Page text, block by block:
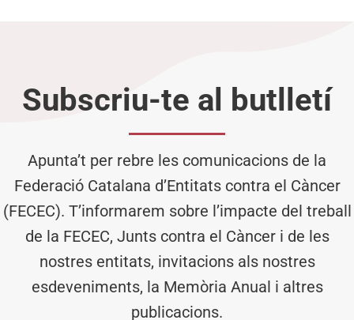
Subscriu-te al butlletí
Apunta’t per rebre les comunicacions de la
Federació Catalana d’Entitats contra el Càncer
(FECEC). T’informarem sobre l’impacte del treball
de la FECEC, Junts contra el Càncer i de les
nostres entitats, invitacions als nostres
esdeveniments, la Memòria Anual i altres
publicacions.